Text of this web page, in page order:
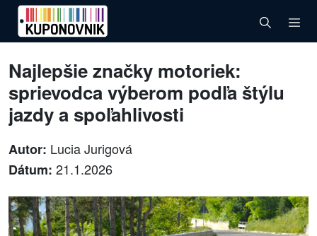
Najlepšie značky motoriek:
sprievodca výberom podľa štýlu
jazdy a spoľahlivosti
Autor: Lucia Jurigová
Dátum: 21.1.2026